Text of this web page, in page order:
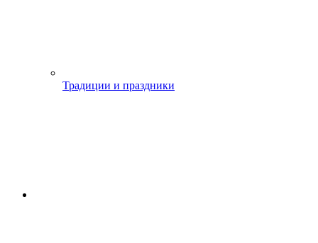
Традиции и праздники